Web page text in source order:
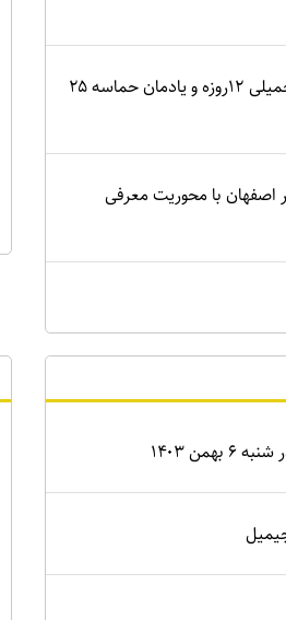
اصفهان؛ کانون ایثار در جنگ تحمیلی ۱۲روزه و یادمان حماسه ۲۵
اصفهان با محوریت معرفی
۱۴۰۳